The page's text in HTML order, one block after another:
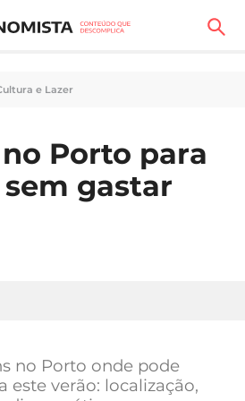
e Lazer
Porto para
gastar
no Porto onde pode
este verão: localização,